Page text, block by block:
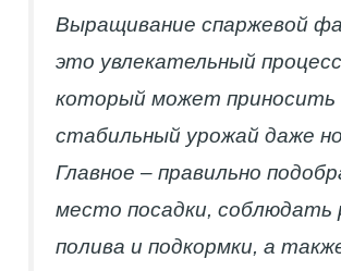
Выращивание спаржевой
это увлекательный
который может приносить
стабильный урожай даже
Главное – правильно
место посадки, соблюдать
полива и подкормки, а